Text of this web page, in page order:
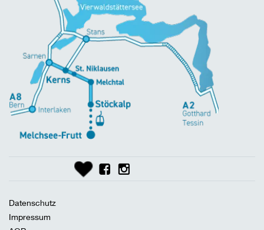
Datenschutz
Impressum